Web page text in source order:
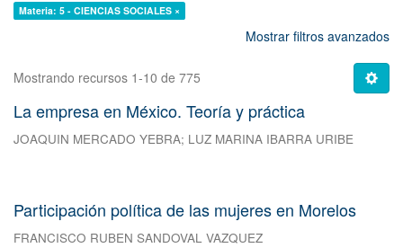
Materia: 5 - CIENCIAS SOCIALES ×
Mostrar filtros avanzados
Mostrando recursos 1-10 de 775
La empresa en México. Teoría y práctica
JOAQUIN MERCADO YEBRA; LUZ MARINA IBARRA URIBE
Participación política de las mujeres en Morelos
FRANCISCO RUBEN SANDOVAL VAZQUEZ